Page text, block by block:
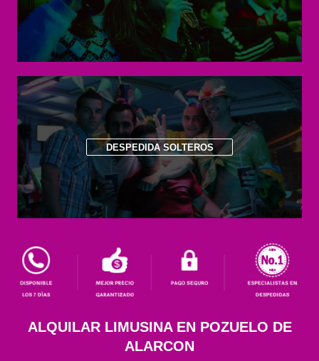
DESPEDIDA SOLTEROS
ALQUILAR LIMUSINA EN POZUELO DE
ALARCON